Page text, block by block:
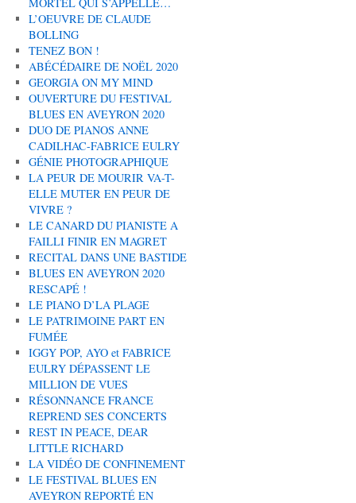
MORTEL QUI S’APPELLE…
L’OEUVRE DE CLAUDE
BOLLING
TENEZ BON !
ABÉCÉDAIRE DE NOËL 2020
GEORGIA ON MY MIND
OUVERTURE DU FESTIVAL
BLUES EN AVEYRON 2020
DUO DE PIANOS ANNE
CADILHAC-FABRICE EULRY
GÉNIE PHOTOGRAPHIQUE
LA PEUR DE MOURIR VA-T-
ELLE MUTER EN PEUR DE
VIVRE ?
LE CANARD DU PIANISTE A
FAILLI FINIR EN MAGRET
RECITAL DANS UNE BASTIDE
BLUES EN AVEYRON 2020
RESCAPÉ !
LE PIANO D’LA PLAGE
LE PATRIMOINE PART EN
FUMÉE
IGGY POP, AYO et FABRICE
EULRY DÉPASSENT LE
MILLION DE VUES
RÉSONNANCE FRANCE
REPREND SES CONCERTS
REST IN PEACE, DEAR
LITTLE RICHARD
LA VIDÉO DE CONFINEMENT
LE FESTIVAL BLUES EN
AVEYRON REPORTÉ EN